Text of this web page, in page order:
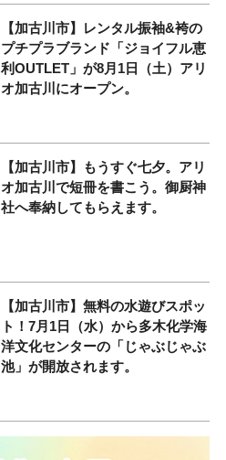
【加古川市】レンタル振袖&袴の
プチプラブランド「ジョイフル恵
利OUTLET」が8月1日（土）アリ
オ加古川にオープン。
【加古川市】もうすぐ七夕。アリ
オ加古川で短冊を書こう。御厨神
社へ奉納してもらえます。
【加古川市】無料の水遊びスポッ
ト！7月1日（水）から多木化学海
洋文化センターの「じゃぶじゃぶ
池」が開放されます。